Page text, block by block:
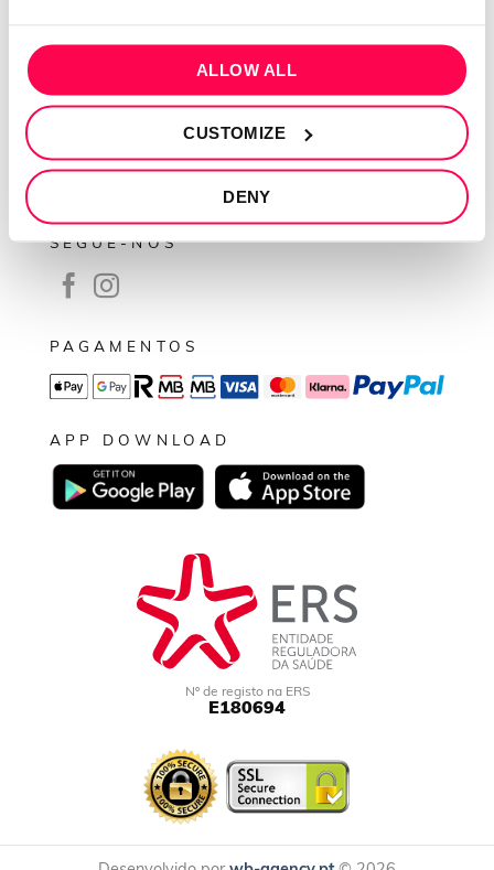
ALLOW ALL
CUSTOMIZE
DENY
Política de privacidade
SEGUE-NOS
PAGAMENTOS
APP DOWNLOAD
Nº de registo na ERS
E180694